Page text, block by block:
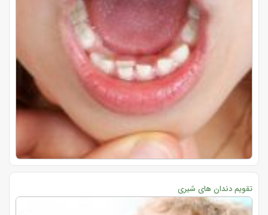
تقویم دندان های شیری